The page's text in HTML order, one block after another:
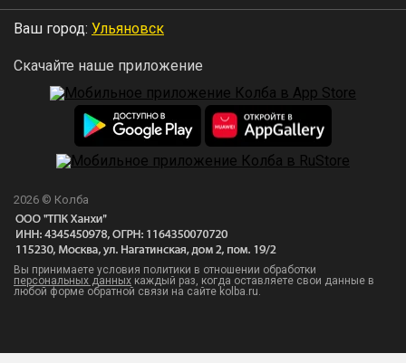
Ваш город: Ульяновск
Скачайте наше приложение
2026 © Колба
Вы принимаете условия политики в отношении обработки
персональных данных каждый раз, когда оставляете свои данные в
любой форме обратной связи на сайте kolba.ru.